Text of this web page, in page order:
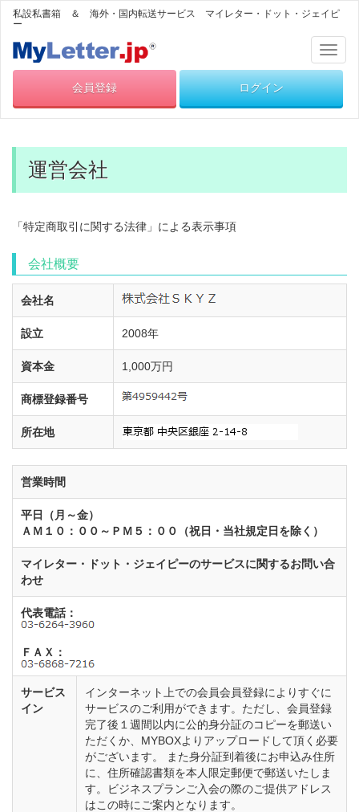
私設私書箱 ＆ 海外・国内転送サービス マイレター・ドット・ジェイピ
ー
会員登録
ログイン
運営会社
「特定商取引に関する法律」による表示事項
会社概要
会社名
設立 2008年
資本金 1,000万円
商標登録番号
所在地
営業時間
平日（月～金）
ＡＭ１０：００～ＰＭ５：００（祝日・当社規定日を除く）
マイレター・ドット・ジェイピーのサービスに関するお問い合
わせ
代表電話：
ＦＡＸ：
サービス
イン
インターネット上での会員会員登録によりすぐに
サービスのご利用ができます。ただし、会員登録
完了後１週間以内に公的身分証のコピーを郵送い
ただくか、MYBOXよりアップロードして頂く必要
がございます。 また身分証到着後にお申込み住所
に、住所確認書類を本人限定郵便で郵送いたしま
す。ビジネスプランご入会の際のご提供アドレス
はこの時にご案内となります。